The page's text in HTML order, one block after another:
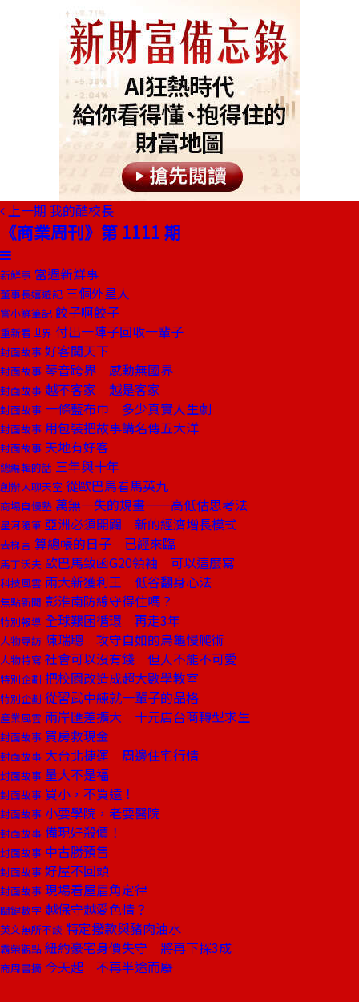
上一期 我的酷校長
《商業周刊》第 1111 期
新鮮事 當週新鮮事
董事長嬉遊記 三個外星人
嘗小鮮筆記 餃子啊餃子
重新看世界 付出一陣子回收一輩子
封面故事 好客闖天下
封面故事 琴音跨界 感動無國界
封面故事 越不客家 越是客家
封面故事 一條藍布巾 多少真實人生劇
封面故事 用包裝把故事講名傳五大洋
封面故事 天地有好客
總編輯的話 三年與十年
創辦人聊天室 從歐巴馬看馬英九
商場自慢塾 萬無一失的規畫——高低估思考法
星河隨筆 亞洲必須開闢 新的經濟增長模式
去梯言 算總帳的日子 已經來臨
馬丁沃夫 歐巴馬致函G20領袖 可以這麼寫
科技風雲 兩大新獲利王 低谷翻身心法
焦點新聞 彭淮南防線守得住嗎？
特別報導 全球艱困循環 再走3年
人物專訪 陳瑞聰 攻守自如的烏龜慢爬術
人物特寫 社會可以沒有錢 但人不能不可愛
特別企劃 把校園改造成超大數學教室
特別企劃 從習武中練就一輩子的品格
產業風雲 兩岸匯差擴大 十元店台商轉型求生
封面故事 買房救現金
封面故事 大台北捷運 周邊住宅行情
封面故事 量大不是福
封面故事 買小，不買遠！
封面故事 小要學院，老要醫院
封面故事 備現好殺價！
封面故事 中古勝預售
封面故事 好屋不回頭
封面故事 現場看屋眉角定律
關鍵數字 越保守越愛色情？
英文無所不談 特定撥款與豬肉油水
霸榮觀點 紐約豪宅身價失守 將再下探3成
商周書摘 今天起 不再半途而廢